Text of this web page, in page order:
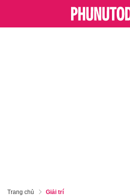
Trang chủ Giải trí